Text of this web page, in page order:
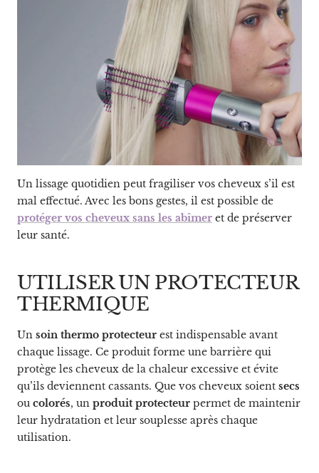
Un lissage quotidien peut fragiliser vos cheveux s’il est
mal effectué. Avec les bons gestes, il est possible de
protéger vos cheveux sans les abîmer et de préserver
leur santé.
UTILISER UN PROTECTEUR
THERMIQUE
Un soin thermo protecteur est indispensable avant
chaque lissage. Ce produit forme une barrière qui
protège les cheveux de la chaleur excessive et évite
qu’ils deviennent cassants. Que vos cheveux soient secs
ou colorés, un produit protecteur permet de maintenir
leur hydratation et leur souplesse après chaque
utilisation.